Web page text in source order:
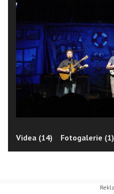
Videa (14) Fotogalerie (1)